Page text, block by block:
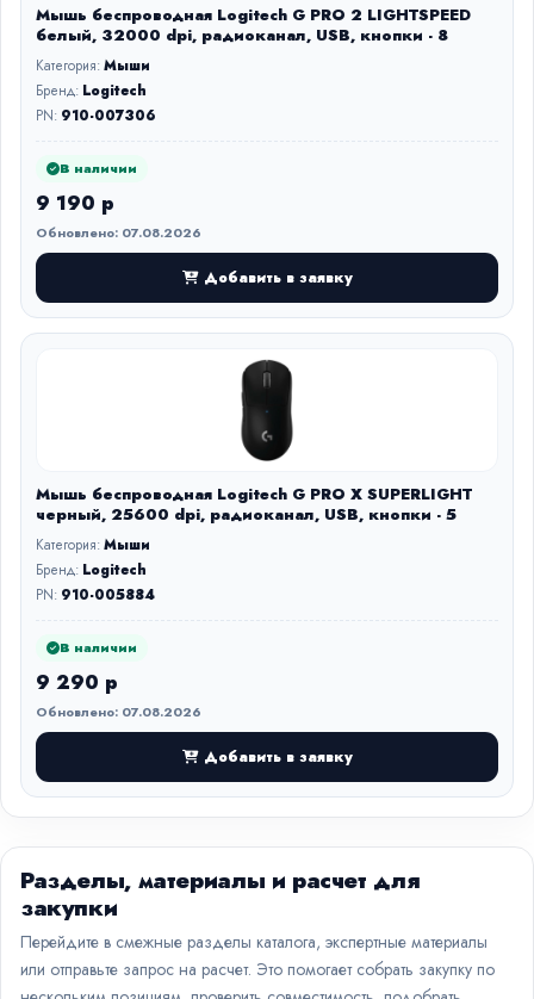
Мышь беспроводная Logitech G PRO 2 LIGHTSPEED
белый, 32000 dpi, радиоканал, USB, кнопки - 8
Категория:Мыши
Бренд: Logitech
PN: 910-007306
В наличии
9 190 р
Обновлено: 07.08.2026
Добавить в заявку
Мышь беспроводная Logitech G PRO X SUPERLIGHT
черный, 25600 dpi, радиоканал, USB, кнопки - 5
Категория:Мыши
Бренд: Logitech
PN: 910-005884
В наличии
9 290 р
Обновлено: 07.08.2026
Добавить в заявку
Разделы, материалы и расчет для
закупки
Перейдите в смежные разделы каталога, экспертные материалы
или отправьте запрос на расчет. Это помогает собрать закупку по